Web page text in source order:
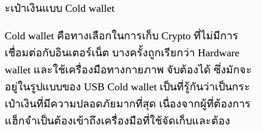
ะเป๋าเงินแบบ Cold wallet
Cold wallet คือทางเลือกในการเก็บ Crypto ที่ไม่มีการ
เชื่อมต่อกับอินเตอร์เน็ต บางครั้งถูกเรียกว่า Hardware
wallet และใช้เครื่องมือทางกายภาพ จับต้องได้ ซึ่งมักจะ
อยู่ในรูปแบบของ USB Cold wallet เป็นที่รู้กันว่าเป็นกระ
เป๋าเงินที่มีความปลอดภัยมากที่สุด เนื่องจากผู้ที่ต้องการ
แฮ็กจำเป็นต้องเข้าถึงเครื่องมือที่ใช้จัดเก็บและต้อง